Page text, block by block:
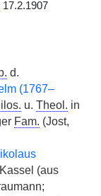
17.2.1907
d.
(1767–
u. Theol. in
Fam. (Jost,
(aus